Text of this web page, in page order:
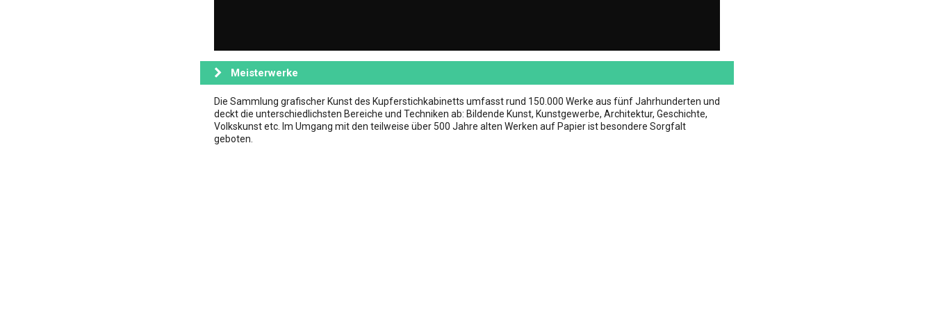
Meisterwerke
Die Sammlung grafischer Kunst des Kupferstichkabinetts umfasst rund 150.000 Werke aus fünf Jahrhunderten und
deckt die unterschiedlichsten Bereiche und Techniken ab: Bildende Kunst, Kunstgewerbe, Architektur, Geschichte,
Volkskunst etc. Im Umgang mit den teilweise über 500 Jahre alten Werken auf Papier ist besondere Sorgfalt
geboten.